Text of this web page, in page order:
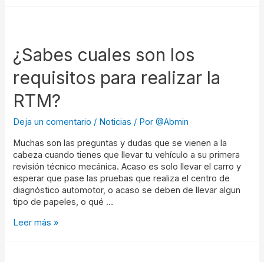
¿Sabes cuales son los
requisitos para realizar la
RTM?
Deja un comentario / Noticias / Por@Abmin
Muchas son las preguntas y dudas que se vienen a la
cabeza cuando tienes que llevar tu vehículo a su primera
revisión técnico mecánica. Acaso es solo llevar el carro y
esperar que pase las pruebas que realiza el centro de
diagnóstico automotor, o acaso se deben de llevar algun
tipo de papeles, o qué …
Leer más »